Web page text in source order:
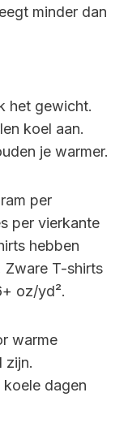
minder dan
het gewicht.
koel aan.
je warmer.
per
per vierkante
hebben
Zware T-shirts
oz/yd².
warme
zijn.
dagen